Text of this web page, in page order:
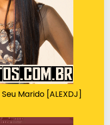
Marido [ALEXDJ]